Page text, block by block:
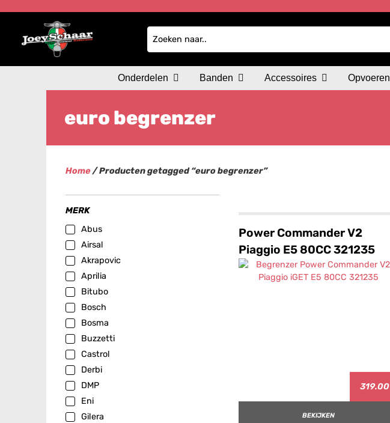
Onderdelen Banden Accessoires Opvoeren
euro begrenzer
Home/ Producten getagged “euro begrenzer”
MERK
Abus
Airsal
Akrapovic
Aprilia
Bitubo
Bosch
Bosma
Buzzetti
Castrol
Derbi
DMP
Eni
Gilera
Power Commander V2
Piaggio E5 80CC 321235
319.00
BEKIJKEN